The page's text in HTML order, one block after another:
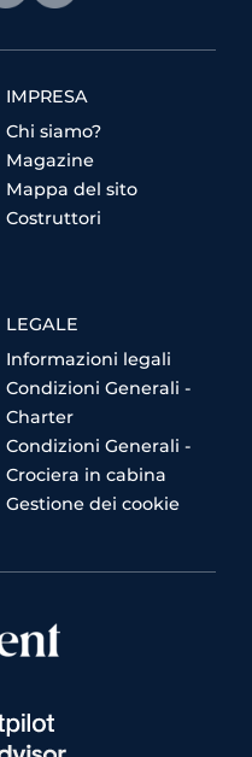
IMPRESA
Chi siamo?
Magazine
Mappa del sito
Costruttori
LEGALE
Informazioni legali
Condizioni Generali -
Charter
Condizioni Generali -
Crociera in cabina
Gestione dei cookie